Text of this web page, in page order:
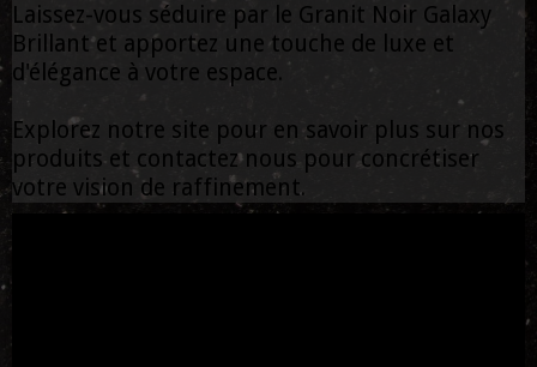
Laissez-vous séduire par le Granit Noir Galaxy
Brillant et apportez une touche de luxe et
d'élégance à votre espace.
Explorez notre site pour en savoir plus sur nos
produits et contactez nous pour concrétiser
votre vision de raffinement.